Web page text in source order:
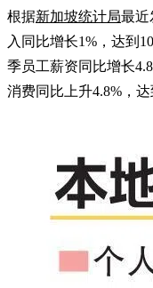
根据新加坡统计局最近
入同比增长1%，达到
季员工薪资同比增长
消费同比上升4.8%，达